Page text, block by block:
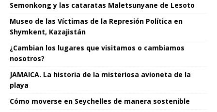
Semonkong y las cataratas Maletsunyane de Lesoto
Museo de las Víctimas de la Represión Política en
Shymkent, Kazajistán
¿Cambian los lugares que visitamos o cambiamos
nosotros?
JAMAICA. La historia de la misteriosa avioneta de la
playa
Cómo moverse en Seychelles de manera sostenible